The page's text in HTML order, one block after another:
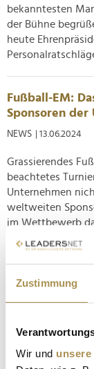
Zustimmung
Wir und unsere
bekanntesten
der Bühne
heute
Fußball-EM:
Sponsoren der
NEWS | 13.06.2024
Grassierendes
beachtetes
Unternehmen
weltweiten
im Wettbewerb
E-Autos:
NEWS | 17.04.2024
Eine aktuelle
der E-Mobilität